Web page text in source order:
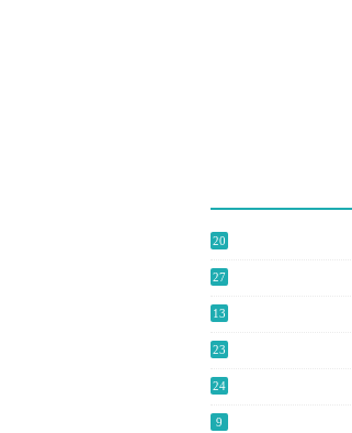
20
27
13
23
24
9